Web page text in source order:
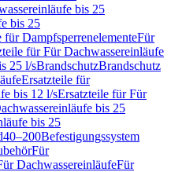
bis 25
bis 25
für DampfsperrenelementeFür
für Für Dachwassereinläufe
25 l/sBrandschutzBrandschutz
Ersatzteile für
bis 12 l/sErsatzteile für Für
bis 25
bis 25
Befestigungssystem
Für
DachwassereinläufeFür